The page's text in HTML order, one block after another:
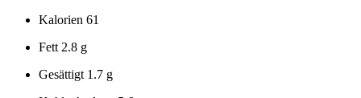
Kalorien 61
Fett 2.8 g
Gesättigt 1.7 g